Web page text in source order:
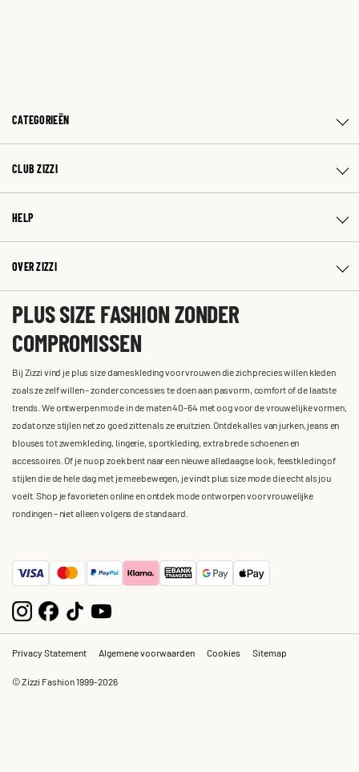
CATEGORIEËN
CLUB ZIZZI
HELP
OVER ZIZZI
PLUS SIZE FASHION ZONDER
COMPROMISSEN
Bij Zizzi vind je plus size dameskleding voor vrouwen die zich precies willen kleden
zoals ze zelf willen – zonder concessies te doen aan pasvorm, comfort of de laatste
trends. We ontwerpen mode in de maten 40-64 met oog voor de vrouwelijke vormen,
zodat onze stijlen net zo goed zitten als ze eruitzien. Ontdek alles van jurken, jeans en
blouses tot zwemkleding, lingerie, sportkleding, extra brede schoenen en
accessoires. Of je nu op zoek bent naar een nieuwe alledaagse look, feestkleding of
stijlen die de hele dag met je meebewegen, je vindt plus size mode die echt als jou
voelt. Shop je favorieten online en ontdek mode ontworpen voor vrouwelijke
rondingen – niet alleen volgens de standaard.
Privacy Statement Algemene voorwaarden Cookies Sitemap
© Zizzi Fashion 1999-2026